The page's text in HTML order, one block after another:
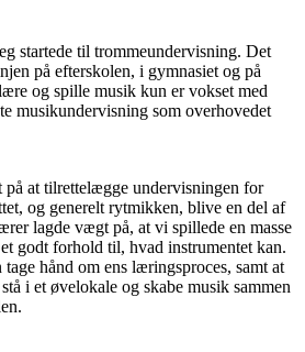
startede til trommeundervisning. Det
på efterskolen, i gymnasiet og på
og spille musik kun er vokset med
musikundervisning som overhovedet
at tilrettelægge undervisningen for
og generelt rytmikken, blive en del af
lagde vægt på, at vi spillede en masse
godt forhold til, hvad instrumentet kan.
hånd om ens læringsproces, samt at
i et øvelokale og skabe musik sammen